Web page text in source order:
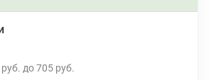
руб. до 705 руб.